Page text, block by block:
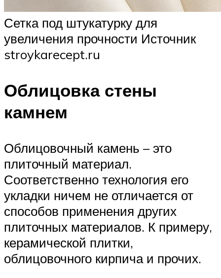
Сетка под штукатурку для
увеличения прочности Источник
stroykarecept.ru
Облицовка стены
камнем
Облицовочный камень – это
плиточный материал.
Соответственно технология его
укладки ничем не отличается от
способов применения других
плиточных материалов. К примеру,
керамической плитки,
облицовочного кирпича и прочих.